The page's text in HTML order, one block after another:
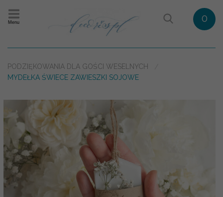
Menu 0
PODZIĘKOWANIA DLA GOŚCI WESELNYCH
MYDEŁKA ŚWIECE ZAWIESZKI SOJOWE